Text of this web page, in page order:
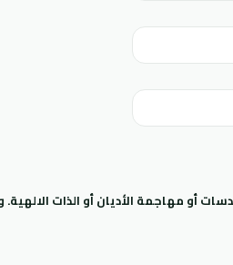
أو مهاجمة الأديان أو الذات الالهية.